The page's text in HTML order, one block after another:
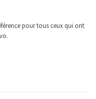
pour tous ceux qui ont